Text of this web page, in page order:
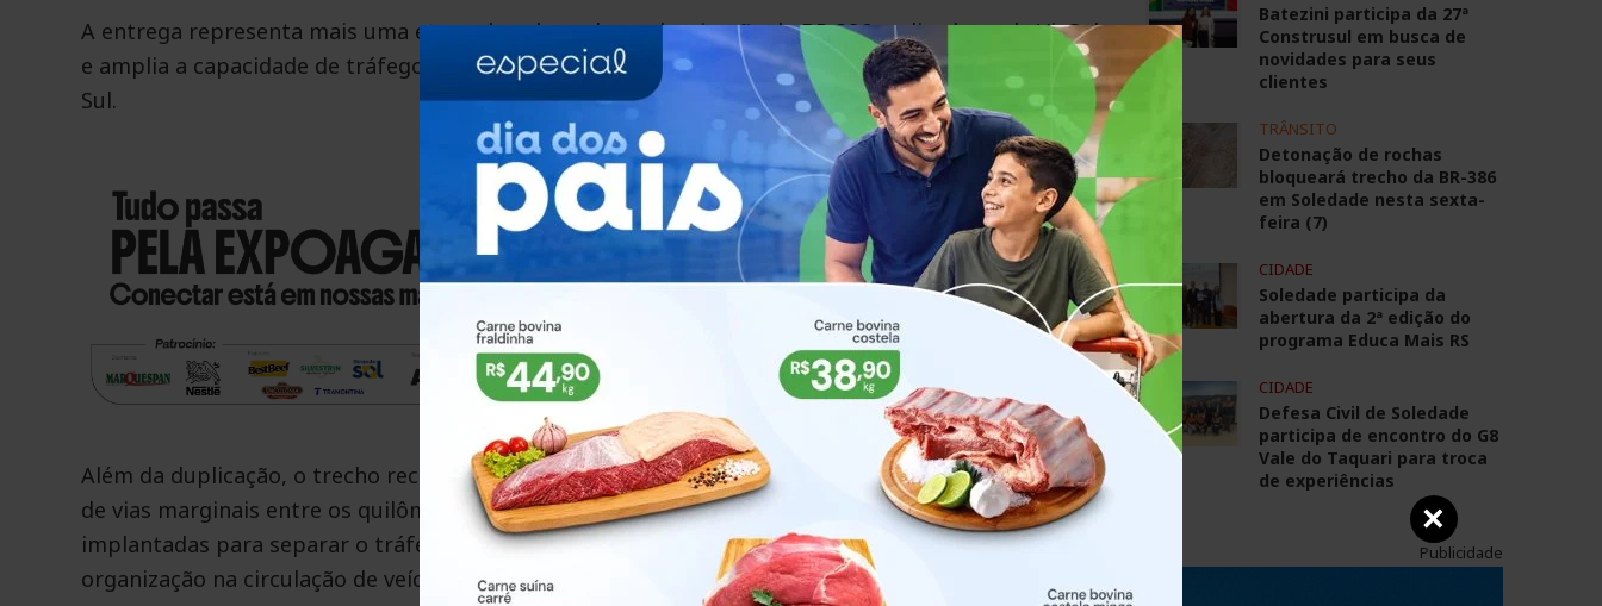
A entrega representa mais uma etapa das obras de modernização da BR-386 realizadas pela ViaSul
e amplia a capacidade de tráfego em um dos principais corredores rodoviários do Rio Grande do
Sul.
Além da duplicação, o trecho recebeu um retorno em nível no km 268,4 e cerca de três quilômetros
de vias marginais entre os quilômetros 269,4 e 270,8, nos sentidos Norte e Sul. As estruturas foram
implantadas para separar o tráfego urbano do fluxo de longa distância, proporcionando maior
organização na circulação de veículos.
Batezini participa da 27ª
Construsul em busca de
novidades para seus
clientes
TRÂNSITO
Detonação de rochas
bloqueará trecho da BR-386
em Soledade nesta sexta-
feira (7)
CIDADE
Soledade participa da
abertura da 2ª edição do
programa Educa Mais RS
CIDADE
Defesa Civil de Soledade
participa de encontro do G8
Vale do Taquari para troca
de experiências
Publicidade
×